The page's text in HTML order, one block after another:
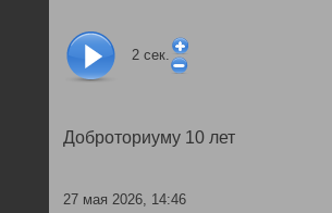
2 сек.
Доброториуму 10 лет
27 мая 2026, 14:46